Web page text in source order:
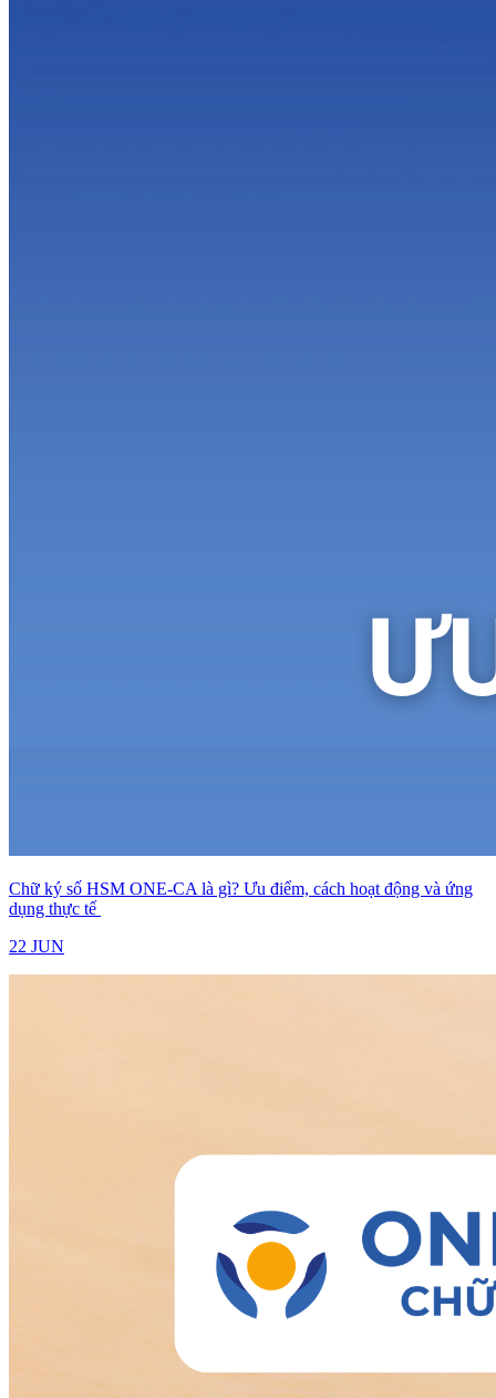
Chữ ký số HSM ONE-CA là gì? Ưu điểm, cách hoạt động và ứng
dụng thực tế
22 JUN